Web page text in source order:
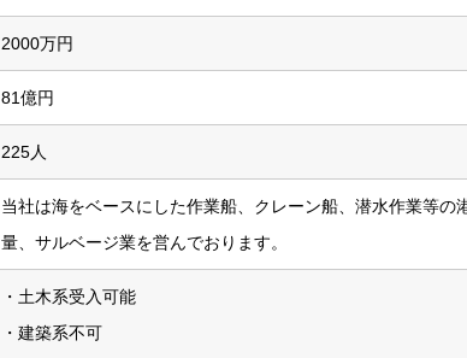
2000万円
81億円
225人
当社は海をベースにした作業船、クレーン船、潜水作業等
量、サルベージ業を営んでおります。
・土木系受入可能
・建築系不可